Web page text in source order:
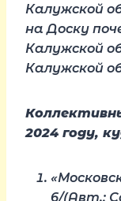
Калужской
на Доску
Калужской
Калужской
2024 году,
6/(Авт.;